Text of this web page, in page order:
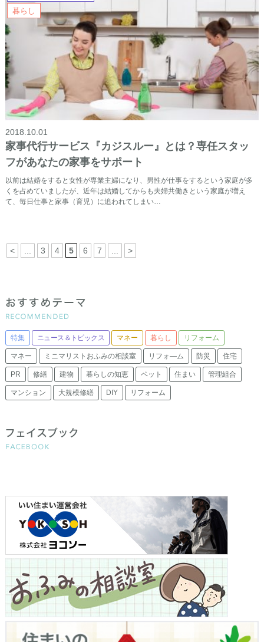
暮らし
2018.10.01
家事代行サービス『カジスルー』とは？専任スタッ
フがあなたの家事をサポート
以前は結婚をすると女性が専業主婦になり、男性が仕事をするという家庭が多
くを占めていましたが、近年は結婚してからも夫婦共働きという家庭が増え
て、毎日仕事と家事（育児）に追われてしまい…
< 3 4 5 6 7 >
特集 ニュース＆トピックス マネー 暮らし リフォーム
マネー ミニマリストおふみの相談室 リフォ―ム 防災 住宅
PR 修繕 建物 暮らしの知恵 ペット 住まい 管理組合
マンション 大規模修繕 DIY リフォーム